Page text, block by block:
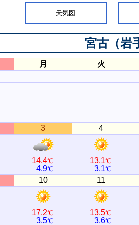
天気図
宮古（岩
月 火
3 4
14.4℃
4.9℃
13.1℃
3.1℃
10 11
17.2℃
3.5℃
13.5℃
3.6℃